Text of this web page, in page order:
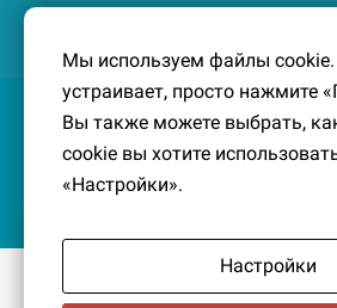
Котельской волости
27 гг. Новая публикация в
эпох»
© 2016-2026
Мы используем файлы cookie.
устраивает, просто нажмите
Вы также можете выбрать,
cookie вы хотите
«Настройки».
Настройки